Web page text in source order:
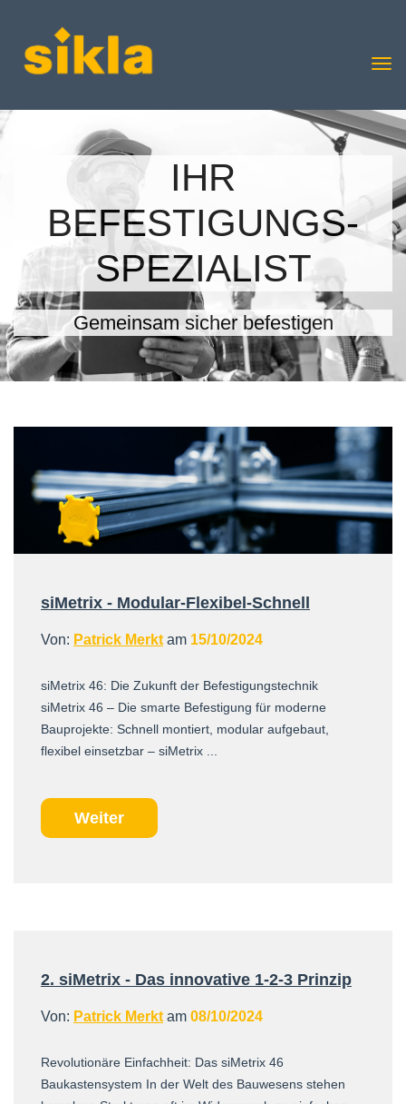
IHR
BEFESTIGUNGS-
SPEZIALIST
Gemeinsam sicher befestigen
siMetrix - Modular-Flexibel-Schnell
Von: Patrick Merkt am 15/10/2024
siMetrix 46: Die Zukunft der Befestigungstechnik
siMetrix 46 – Die smarte Befestigung für moderne
Bauprojekte: Schnell montiert, modular aufgebaut,
flexibel einsetzbar – siMetrix ...
Weiter
2. siMetrix - Das innovative 1-2-3 Prinzip
Von: Patrick Merkt am 08/10/2024
Revolutionäre Einfachheit: Das siMetrix 46
Baukastensystem In der Welt des Bauwesens stehen